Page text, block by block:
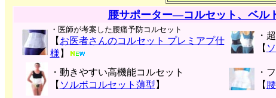
腰サポーター―コルセット、ベル
・医師が考案した腰痛予防コルセット
【 お医者さんのコルセット プレミアプ仕
様 】
・
【
・動きやすい高機能コルセット
【 ソルボコルセット薄型 】
・
【